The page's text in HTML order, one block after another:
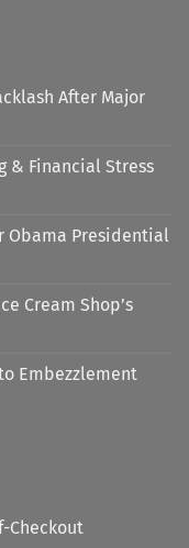
After Major
& Financial Stress
Obama Presidential
Cream Shop’s
Embezzlement
Checkout